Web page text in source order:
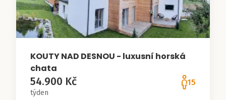
KOUTY NAD DESNOU - luxusní horská
chata
54.900 Kč
týden
15